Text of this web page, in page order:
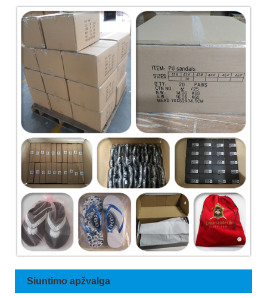
Siuntimo apžvalga